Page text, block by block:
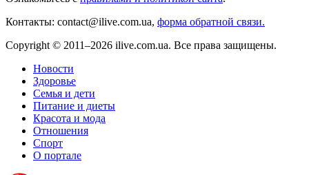
Контакты: contact@ilive.com.ua, форма обратной связи.
Copyright © 2011–2026 ilive.com.ua. Все права защищены.
Новости
Здоровье
Семья и дети
Питание и диеты
Красота и мода
Отношения
Спорт
О портале